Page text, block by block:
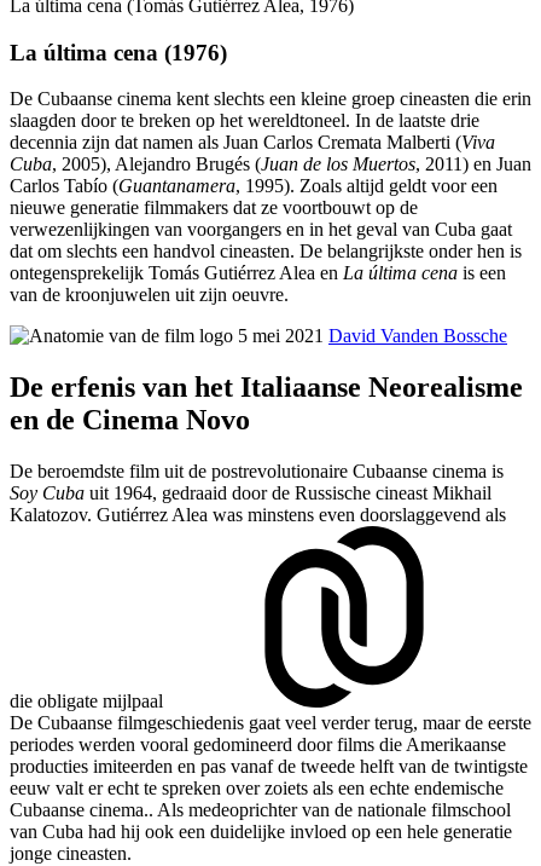
La última cena (Tomás Gutiérrez Alea, 1976)
La última cena (1976)
De Cubaanse cinema kent slechts een kleine groep cineasten die erin
slaagden door te breken op het wereldtoneel. In de laatste drie
decennia zijn dat namen als Juan Carlos Cremata Malberti (Viva
Cuba, 2005), Alejandro Brugés (Juan de los Muertos, 2011) en Juan
Carlos Tabío (Guantanamera, 1995). Zoals altijd geldt voor een
nieuwe generatie filmmakers dat ze voortbouwt op de
verwezenlijkingen van voorgangers en in het geval van Cuba gaat
dat om slechts een handvol cineasten. De belangrijkste onder hen is
ontegensprekelijk Tomás Gutiérrez Alea en La última cena is een
van de kroonjuwelen uit zijn oeuvre.
5 mei 2021 David Vanden Bossche
De erfenis van het Italiaanse Neorealisme
en de Cinema Novo
De beroemdste film uit de postrevolutionaire Cubaanse cinema is
Soy Cuba uit 1964, gedraaid door de Russische cineast Mikhail
Kalatozov. Gutiérrez Alea was minstens even doorslaggevend als
die obligate mijlpaal
De Cubaanse filmgeschiedenis gaat veel verder terug, maar de eerste
periodes werden vooral gedomineerd door films die Amerikaanse
producties imiteerden en pas vanaf de tweede helft van de twintigste
eeuw valt er echt te spreken over zoiets als een echte endemische
Cubaanse cinema.. Als medeoprichter van de nationale filmschool
van Cuba had hij ook een duidelijke invloed op een hele generatie
jonge cineasten.